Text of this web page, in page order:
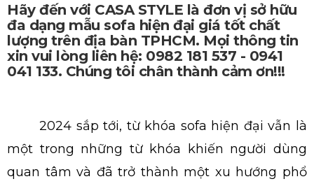
Hãy đến với CASA STYLE là đơn vị sở hữu
đa dạng mẫu sofa hiện đại giá tốt chất
lượng trên địa bàn TPHCM. Mọi thông tin
xin vui lòng liên hệ: 0982 181 537 - 0941
041 133. Chúng tôi chân thành cảm ơn!!!
2024 sắp tới, từ khóa sofa hiện đại vẫn là
một trong những từ khóa khiến người dùng
quan tâm và đã trở thành một xu hướng phổ